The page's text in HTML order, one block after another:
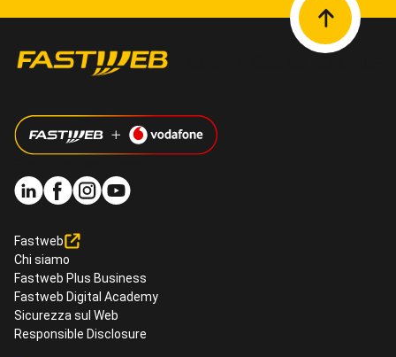
Fastweb
Chi siamo
Fastweb Plus Business
Fastweb Digital Academy
Sicurezza sul Web
Responsible Disclosure